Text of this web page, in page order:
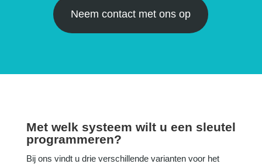
Neem contact met ons op
Met welk systeem wilt u een sleutel
programmeren?
Bij ons vindt u drie verschillende varianten voor het